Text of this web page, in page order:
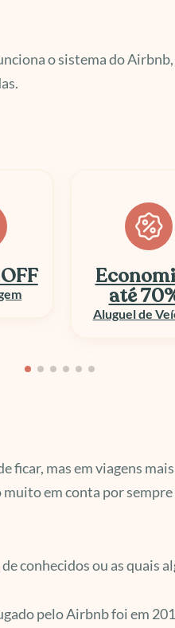
o sistema do
até
Aluguel de
ficar, mas em viagens
muito em conta por
conhecidos ou as quais
pelo Airbnb foi em